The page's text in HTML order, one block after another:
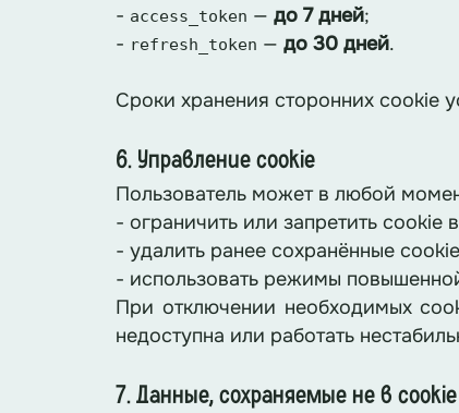
- access_token — до 7 дней;
- refresh_token — до 30 дней.
Сроки хранения сторонних cookie
6. Управление cookie
Пользователь может в любой
- ограничить или запретить cookie
- удалить ранее сохранённые
- использовать режимы
При отключении необходимых
недоступна или работать
7. Данные, сохраняемые не в cookie